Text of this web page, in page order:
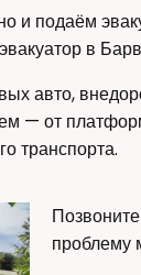
и подаём
в
авто,
— от
транспорта.
проблему